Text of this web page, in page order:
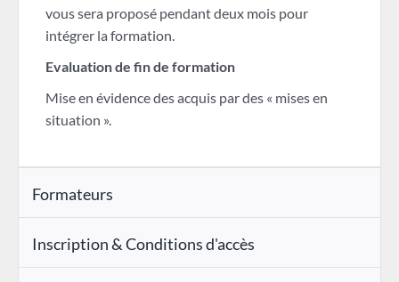
vous sera proposé pendant deux mois pour
intégrer la formation.
Evaluation de fin de formation
Mise en évidence des acquis par des « mises en
situation ».
Formateurs
Inscription & Conditions d'accès